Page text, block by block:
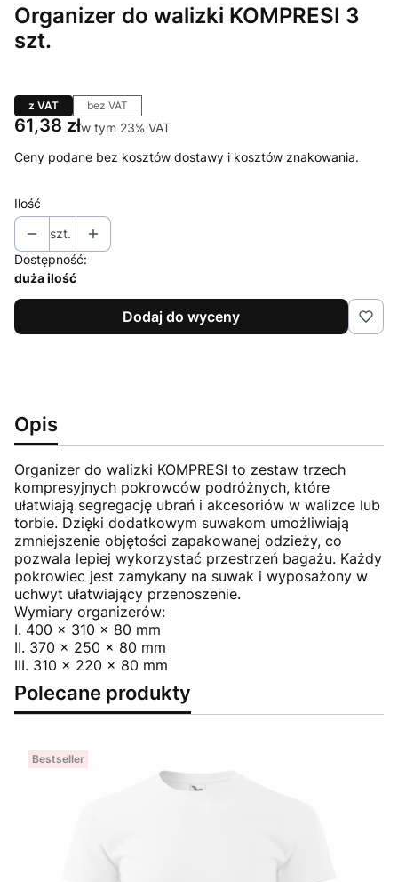
Organizer do walizki KOMPRESI 3
szt.
z VAT bez VAT
Cena
61,38 złw tym 23% VAT
w tym 23% VAT
Ceny podane bez kosztów dostawy i kosztów znakowania.
Ilość
szt.
Dostępność:
duża ilość
Dodaj do wyceny
Opis
Organizer do walizki KOMPRESI to zestaw trzech
kompresyjnych pokrowców podróżnych, które
ułatwiają segregację ubrań i akcesoriów w walizce lub
torbie. Dzięki dodatkowym suwakom umożliwiają
zmniejszenie objętości zapakowanej odzieży, co
pozwala lepiej wykorzystać przestrzeń bagażu. Każdy
pokrowiec jest zamykany na suwak i wyposażony w
uchwyt ułatwiający przenoszenie.
Wymiary organizerów:
I. 400 x 310 x 80 mm
II. 370 x 250 x 80 mm
III. 310 x 220 x 80 mm
Polecane produkty
Bestseller